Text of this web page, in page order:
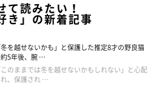
て読みたい！
き」の新着記事
冬を越せないかも」と保護した推定8才の野良猫
5年後、腕 …
このままでは冬を越せないかもしれない」と心配
れ、保護され …